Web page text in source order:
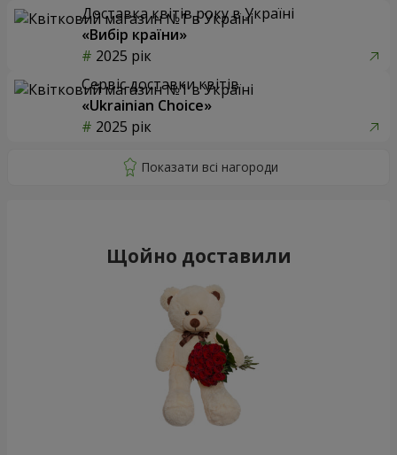
Доставка квітів року в Україні
«Вибір країни»
2025 рік
Сервіс доставки квітів
«Ukrainian Choice»
2025 рік
Щойно доставили